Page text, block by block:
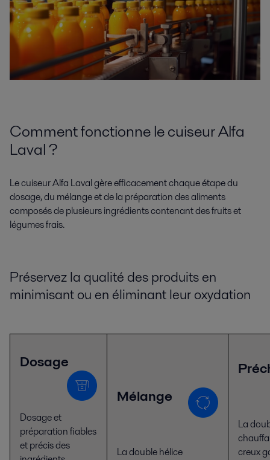
Comment fonctionne le cuiseur Alfa
Laval ?
Le cuiseur Alfa Laval gère efficacement chaque étape du
dosage, du mélange et de la préparation des aliments
composés de plusieurs ingrédients contenant des fruits et
légumes frais.
Préservez la qualité des produits en
minimisant ou en éliminant leur oxydation
Dosage
Dosage et
préparation fiables
et précis des
Mélange
La double hélice
La
creux